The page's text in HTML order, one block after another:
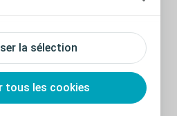
la sélection
tous les cookies
le BodyCheck
mon bilan
problèmes cutanés